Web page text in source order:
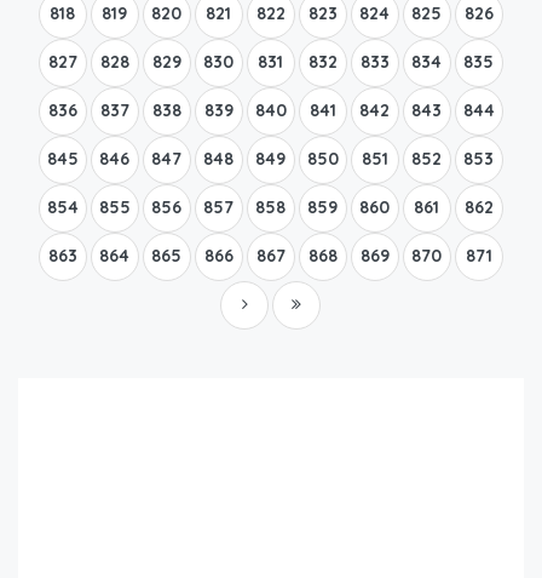
818 819 820 821 822 823 824 825 826
827 828 829 830 831 832 833 834 835
836 837 838 839 840 841 842 843 844
845 846 847 848 849 850 851 852 853
854 855 856 857 858 859 860 861 862
863 864 865 866 867 868 869 870 871